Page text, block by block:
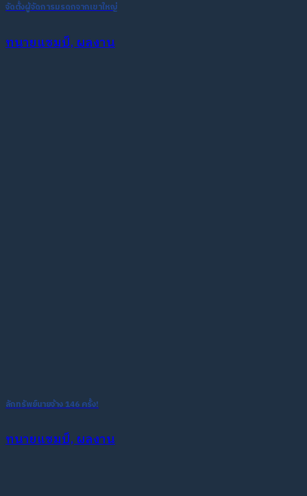
จัดตั้งผู้จัดการมรดกจากเขาใหญ่
ทนายแชมป์, ผลงาน
ลักทรัพย์นายจ้าง 146 ครั้ง!
ทนายแชมป์, ผลงาน